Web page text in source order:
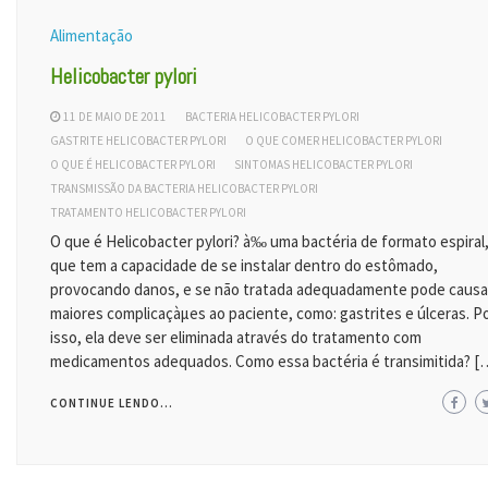
Alimentação
Helicobacter pylori
11 DE MAIO DE 2011
BACTERIA HELICOBACTER PYLORI
GASTRITE HELICOBACTER PYLORI
O QUE COMER HELICOBACTER PYLORI
O QUE É HELICOBACTER PYLORI
SINTOMAS HELICOBACTER PYLORI
TRANSMISSÃO DA BACTERIA HELICOBACTER PYLORI
TRATAMENTO HELICOBACTER PYLORI
O que é Helicobacter pylori? à‰ uma bactéria de formato espiral,
que tem a capacidade de se instalar dentro do estômado,
provocando danos, e se não tratada adequadamente pode
maiores complicaçàµes ao paciente, como: gastrites e úlceras.
isso, ela deve ser eliminada através do tratamento com
medicamentos adequados. Como essa bactéria é transimitida?
CONTINUE LENDO...